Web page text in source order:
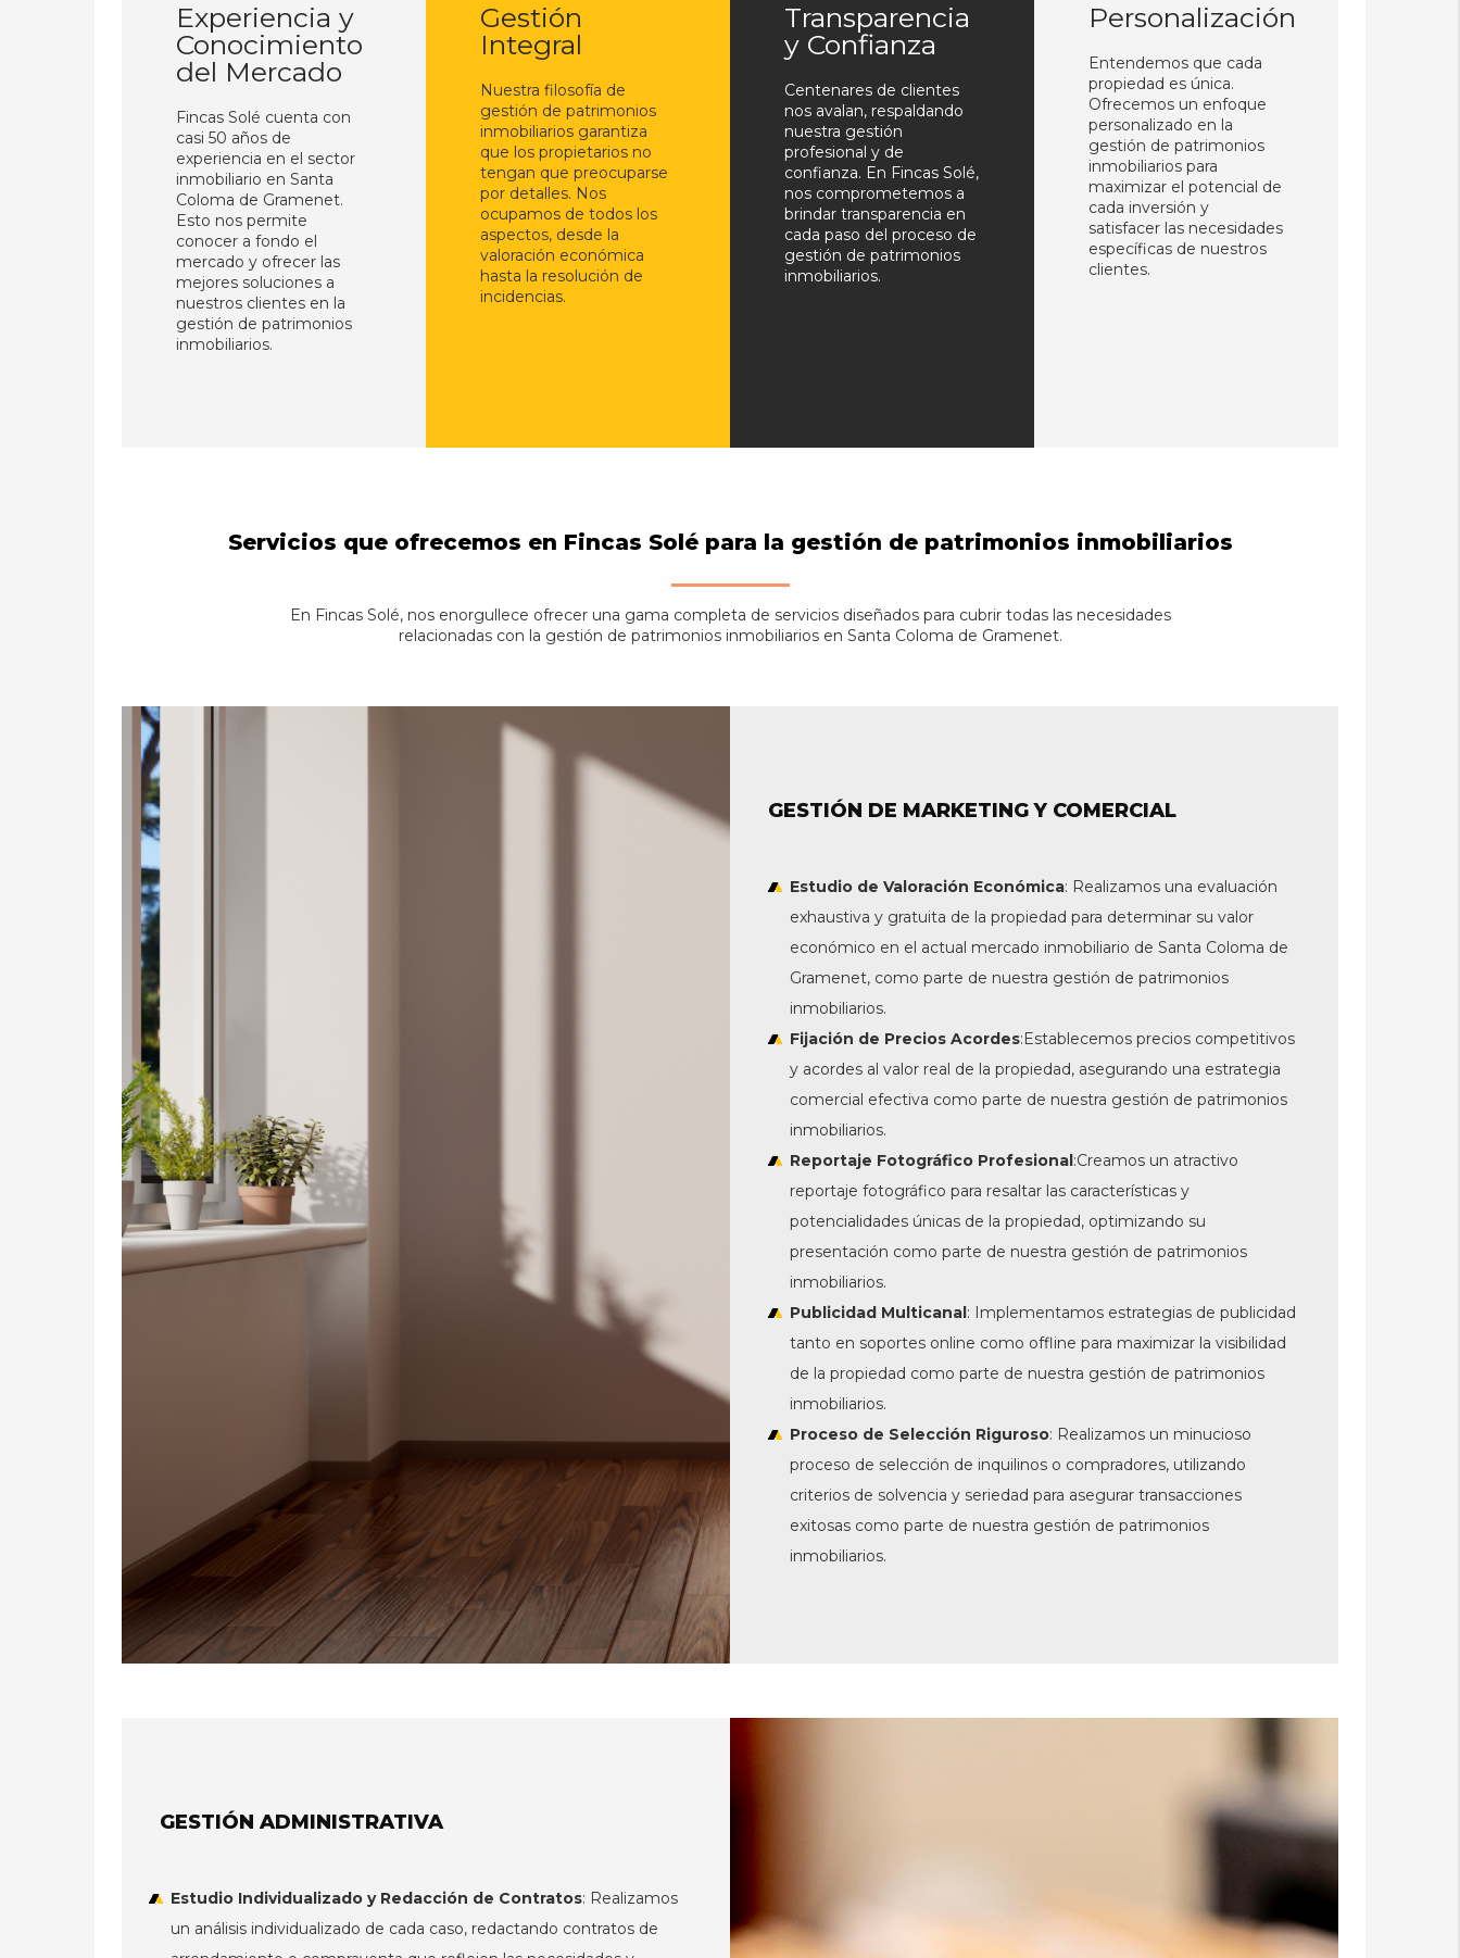
Experiencia y
Conocimiento
del Mercado
Fincas Solé cuenta con
casi 50 años de
experiencia en el sector
inmobiliario en Santa
Coloma de Gramenet.
Esto nos permite
conocer a fondo el
mercado y ofrecer las
mejores soluciones a
nuestros clientes en la
gestión de patrimonios
inmobiliarios.
Gestión
Integral
Nuestra filosofía de
gestión de patrimonios
inmobiliarios garantiza
que los propietarios no
tengan que preocuparse
por detalles. Nos
ocupamos de todos los
aspectos, desde la
valoración económica
hasta la resolución de
incidencias.
Transparencia
y Confianza
Centenares de clientes
nos avalan, respaldando
nuestra gestión
profesional y de
confianza. En Fincas Solé,
nos comprometemos a
brindar transparencia en
cada paso del proceso de
gestión de patrimonios
inmobiliarios.
Personalización
Entendemos que cada
propiedad es única.
Ofrecemos un enfoque
personalizado en la
gestión de patrimonios
inmobiliarios para
maximizar el potencial de
cada inversión y
satisfacer las necesidades
específicas de nuestros
clientes.
Servicios que ofrecemos en Fincas Solé para la gestión de patrimonios inmobiliarios
En Fincas Solé, nos enorgullece ofrecer una gama completa de servicios diseñados para cubrir todas las necesidades
relacionadas con la gestión de patrimonios inmobiliarios en Santa Coloma de Gramenet.
GESTIÓN DE MARKETING Y COMERCIAL
Estudio de Valoración Económica: Realizamos una evaluación
exhaustiva y gratuita de la propiedad para determinar su valor
económico en el actual mercado inmobiliario de Santa Coloma de
Gramenet, como parte de nuestra gestión de patrimonios
inmobiliarios.
Fijación de Precios Acordes:Establecemos precios competitivos
y acordes al valor real de la propiedad, asegurando una estrategia
comercial efectiva como parte de nuestra gestión de patrimonios
inmobiliarios.
Reportaje Fotográfico Profesional:Creamos un atractivo
reportaje fotográfico para resaltar las características y
potencialidades únicas de la propiedad, optimizando su
presentación como parte de nuestra gestión de patrimonios
inmobiliarios.
Publicidad Multicanal: Implementamos estrategias de publicidad
tanto en soportes online como offline para maximizar la visibilidad
de la propiedad como parte de nuestra gestión de patrimonios
inmobiliarios.
Proceso de Selección Riguroso: Realizamos un minucioso
proceso de selección de inquilinos o compradores, utilizando
criterios de solvencia y seriedad para asegurar transacciones
exitosas como parte de nuestra gestión de patrimonios
inmobiliarios.
GESTIÓN ADMINISTRATIVA
Estudio Individualizado y Redacción de Contratos: Realizamos
un análisis individualizado de cada caso, redactando contratos de